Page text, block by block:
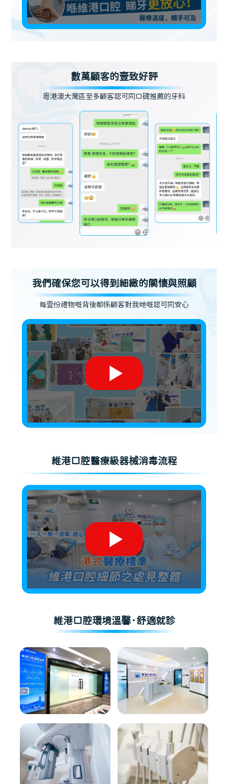
數萬顧客的壹致好評
粵港澳大灣區至多顧客認可同口碑推薦的牙科
我們確保您可以得到細緻的關懷與照顧
每壹份禮物嘅背後都係顧客對我哋嘅認可同安心
維港口腔醫療級器械消毒流程
維港口腔環境溫馨·舒適就診